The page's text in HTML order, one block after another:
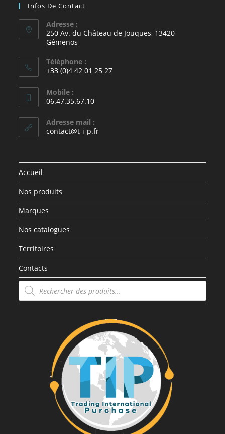
Infos De Contact
Adresse :
250 Av. du Château de Jouques, 13420
Gémenos
Téléphone :
+33 (0)4 42 01 25 27
Mobile :
06.47.35.67.10
Adresse mail :
contact@t-i-p.fr
Accueil
Nos produits
Marques
Nos catalogues
Territoires
Contacts
Recherche
de
produits